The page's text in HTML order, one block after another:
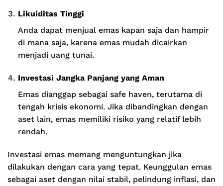
Likuiditas Tinggi
Anda dapat menjual emas kapan saja dan hampir
di mana saja, karena emas mudah dicairkan
menjadi uang tunai.
Investasi Jangka Panjang yang Aman
Emas dianggap sebagai safe haven, terutama di
tengah krisis ekonomi. Jika dibandingkan dengan
aset lain, emas memiliki risiko yang relatif lebih
rendah.
Investasi emas memang menguntungkan jika
dilakukan dengan cara yang tepat. Keunggulan emas
sebagai aset dengan nilai stabil, pelindung inflasi, dan